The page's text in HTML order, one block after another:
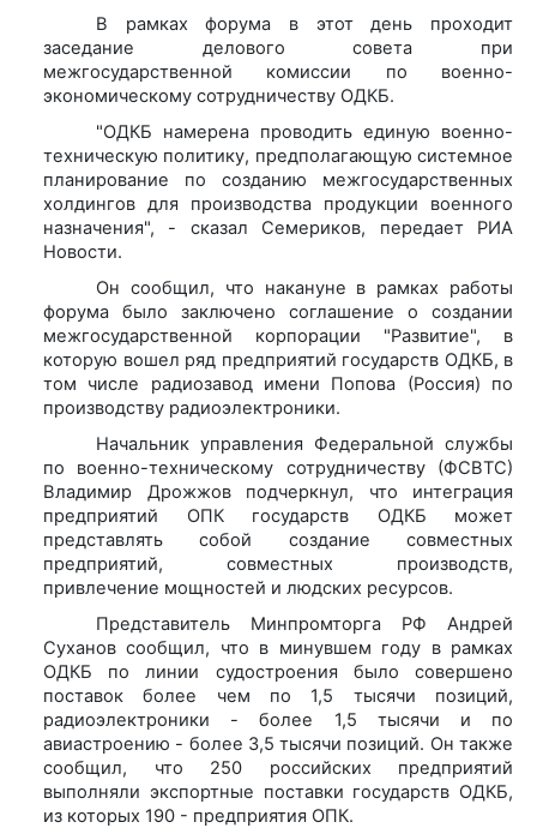
В рамках форума в этот день проходит
заседание делового совета при
межгосударственной комиссии по военно-
экономическому сотрудничеству ОДКБ.
"ОДКБ намерена проводить единую военно-
техническую политику, предполагающую системное
планирование по созданию межгосударственных
холдингов для производства продукции военного
назначения", - сказал Семериков, передает РИА
Новости.
Он сообщил, что накануне в рамках работы
форума было заключено соглашение о создании
межгосударственной корпорации "Развитие", в
которую вошел ряд предприятий государств ОДКБ, в
том числе радиозавод имени Попова (Россия) по
производству радиоэлектроники.
Начальник управления Федеральной службы
по военно-техническому сотрудничеству (ФСВТС)
Владимир Дрожжов подчеркнул, что интеграция
предприятий ОПК государств ОДКБ может
представлять собой создание совместных
предприятий, совместных производств,
привлечение мощностей и людских ресурсов.
Представитель Минпромторга РФ Андрей
Суханов сообщил, что в минувшем году в рамках
ОДКБ по линии судостроения было совершено
поставок более чем по 1,5 тысячи позиций,
радиоэлектроники - более 1,5 тысячи и по
авиастроению - более 3,5 тысячи позиций. Он также
сообщил, что 250 российских предприятий
выполняли экспортные поставки государств ОДКБ,
из которых 190 - предприятия ОПК.